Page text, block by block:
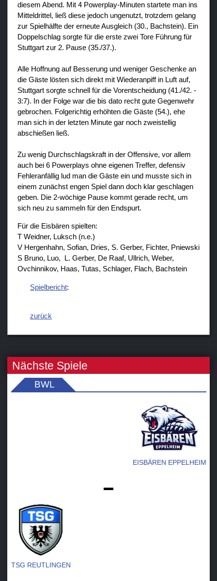
diesem Abend. Mit 4 Powerplay-Minuten startete man ins
Mitteldrittel, ließ diese jedoch ungenutzt, trotzdem gelang
zur Spielhälfte der erneute Ausgleich (30., Bachstein). Ein
Doppelschlag sorgte für die erste zwei Tore Führung für
Stuttgart zur 2. Pause (35./37.).
Alle Hoffnung auf Besserung und weniger Geschenke an
die Gäste lösten sich direkt mit Wiederanpiff in Luft auf,
Stuttgart sorgte schnell für die Vorentscheidung (41./42. -
3:7). In der Folge war die bis dato recht gute Gegenwehr
gebrochen. Folgerichtig erhöhten die Gäste (54.), ehe
man sich in der letzten Minute gar noch zweistellig
abschießen ließ.
Zu wenig Durchschlagskraft in der Offensive, vor allem
auch bei 6 Powerplays ohne eigenen Treffer, defensiv
Fehleranfällig lud man die Gäste ein und musste sich in
einem zunächst engen Spiel dann doch klar geschlagen
geben. Die 2-wöchige Pause kommt gerade recht, um
sich neu zu sammeln für den Endspurt.
Für die Eisbären spielten:
T Weidner, Luksch (n.e.)
V Hergenhahn, Sofian, Dries, S. Gerber, Fichter, Pniewski
S Bruno, Luo, L. Gerber, De Raaf, Ullrich, Weber,
Ovchinnikov, Haas, Tutas, Schlager, Flach, Bachstein
Spielbericht:
zurück
Nächste Spiele
BWL
EISBÄREN EPPELHEIM
-
TSG REUTLINGEN